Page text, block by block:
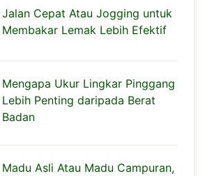
Jalan Cepat Atau Jogging untuk
Membakar Lemak Lebih Efektif
Mengapa Ukur Lingkar Pinggang
Lebih Penting daripada Berat
Badan
Madu Asli Atau Madu Campuran,